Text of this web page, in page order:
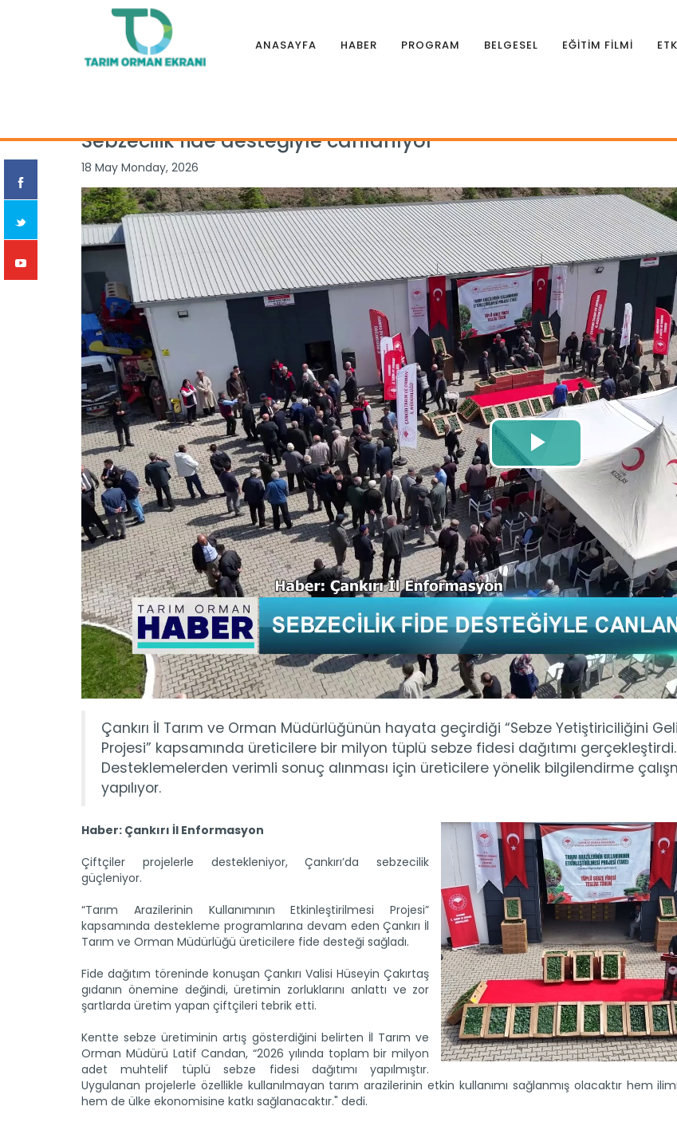
ANASAYFA HABER PROGRAM BELGESEL EĞİTİM FİLMİ
Sebzecilik fide desteğiyle canlanıyor
18 May Monday, 2026
Çankırı İl Tarım ve Orman Müdürlüğünün hayata geçirdiği “Sebze Yetiştiriciliğini
Projesi” kapsamında üreticilere bir milyon tüplü sebze fidesi dağıtımı gerçekleştirdi.
Desteklemelerden verimli sonuç alınması için üreticilere yönelik bilgilendirme
yapılıyor.
Haber: Çankırı İl Enformasyon
Çiftçiler projelerle destekleniyor, Çankırı’da sebzecilik
güçleniyor.
“Tarım Arazilerinin Kullanımının Etkinleştirilmesi Projesi”
kapsamında destekleme programlarına devam eden Çankırı İl
Tarım ve Orman Müdürlüğü üreticilere fide desteği sağladı.
Fide dağıtım töreninde konuşan Çankırı Valisi Hüseyin Çakırtaş
gıdanın önemine değindi, üretimin zorluklarını anlattı ve zor
şartlarda üretim yapan çiftçileri tebrik etti.
Kentte sebze üretiminin artış gösterdiğini belirten İl Tarım ve
Orman Müdürü Latif Candan, “2026 yılında toplam bir milyon
adet muhtelif tüplü sebze fidesi dağıtımı yapılmıştır.
Uygulanan projelerle özellikle kullanılmayan tarım arazilerinin etkin kullanımı sağlanmış olacaktır hem
hem de ülke ekonomisine katkı sağlanacaktır." dedi.